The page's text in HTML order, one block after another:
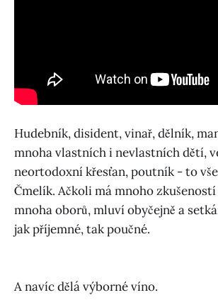
Hudebník, disident, vinař, dělník,
mnoha vlastních i nevlastních dětí,
neortodoxní křesťan, poutník - to
Čmelík. Ačkoli má mnoho
mnoha oborů, mluví obyčejně a
jak příjemné, tak poučné.
A navíc dělá výborné víno.